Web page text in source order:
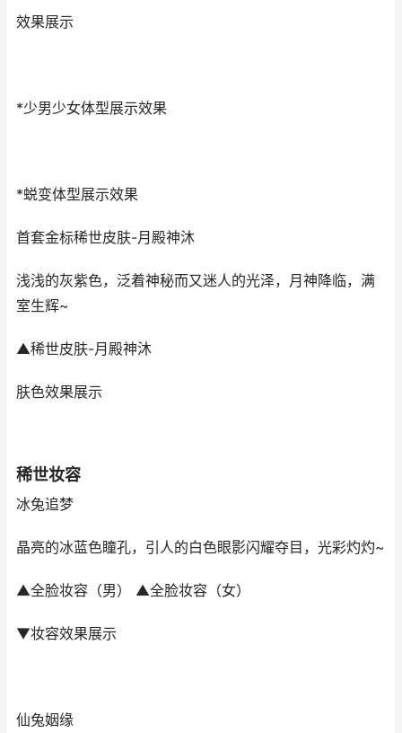
效果展示
*少男少女体型展示效果
*蜕变体型展示效果
首套金标稀世皮肤-月殿神沐
浅浅的灰紫色，泛着神秘而又迷人的光泽，月神降临，满
室生辉~
▲稀世皮肤-月殿神沐
肤色效果展示
稀世妆容
冰兔追梦
晶亮的冰蓝色瞳孔，引人的白色眼影闪耀夺目，光彩灼灼~
▲全脸妆容（男） ▲全脸妆容（女）
▼妆容效果展示
仙兔姻缘